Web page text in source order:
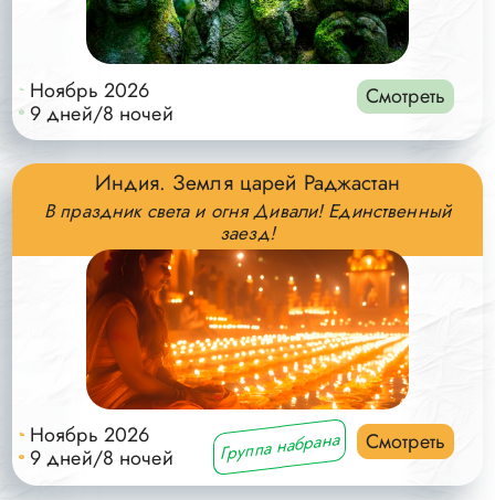
Ноябрь 2026
9 дней/8 ночей
Смотреть
Индия. Земля царей Раджастан
В праздник света и огня Дивали! Единственный
заезд!
Ноябрь 2026
9 дней/8 ночей
Группа набрана Смотреть